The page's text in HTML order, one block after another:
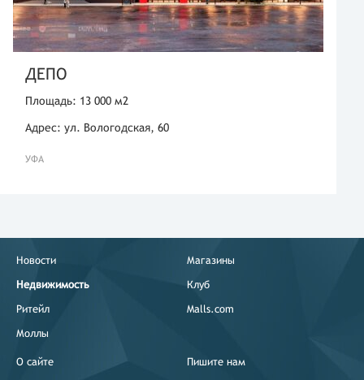
ДЕПО
Площадь: 13 000 м2
Адрес: ул. Вологодская, 60
УФА
Новости
Недвижимость
Ритейл
Моллы
Магазины
Клуб
Malls.com
О сайте Пишите нам